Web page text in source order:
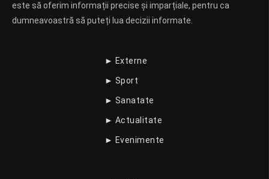
este să oferim informații precise și imparțiale, pentru ca
dumneavoastră să puteți lua decizii informate.
► Externe
► Sport
► Sanatate
► Actualitate
► Evenimente